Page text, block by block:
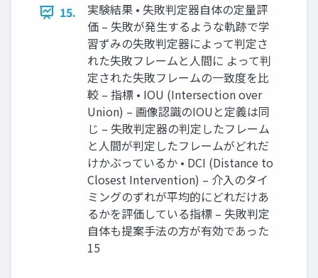
15.
実験結果 • 失敗判定器⾃体の定量評
価 – 失敗が発⽣するような軌跡で学
習ずみの失敗判定器によって判定さ
れた失敗フレームと⼈間に よって判
定された失敗フレームの⼀致度を⽐
較 – 指標 • IOU (Intersection over
Union) – 画像認識のIOUと定義は同
じ – 失敗判定器の判定したフレーム
と⼈間が判定したフレームがどれだ
けかぶっているか • DCI (Distance to
Closest Intervention) – 介⼊のタイ
ミングのずれが平均的にどれだけあ
るかを評価している指標 – 失敗判定
⾃体も提案⼿法の⽅が有効であった
15